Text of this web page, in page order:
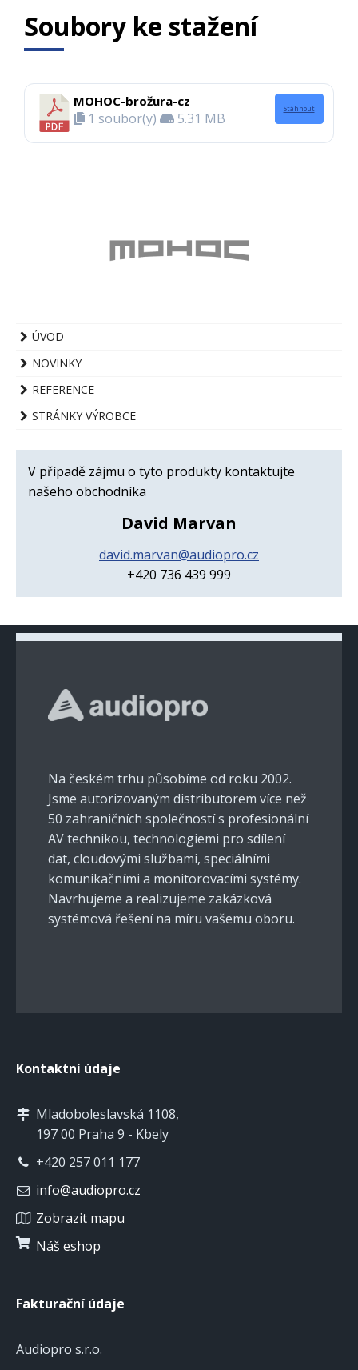
Soubory ke stažení​
MOHOC-brožura-cz
1 soubor(y) 5.31 MB
Stáhnout
ÚVOD
NOVINKY
REFERENCE
STRÁNKY VÝROBCE
V případě zájmu o tyto produkty kontaktujte
našeho obchodníka
David Marvan
david.marvan@audiopro.cz
+420 736 439 999
Na českém trhu působíme od roku 2002.
Jsme autorizovaným distributorem více než
50 zahraničních společností s profesionální
AV technikou, technologiemi pro sdílení
dat, cloudovými službami, speciálními
komunikačními a monitorovacími systémy.
Navrhujeme a realizujeme zakázková
systémová řešení na míru vašemu oboru.
Kontaktní údaje
Mladoboleslavská 1108,
197 00 Praha 9 - Kbely
+420 257 011 177
info@audiopro.cz
Zobrazit mapu
Náš eshop
Fakturační údaje
Audiopro s.r.o.